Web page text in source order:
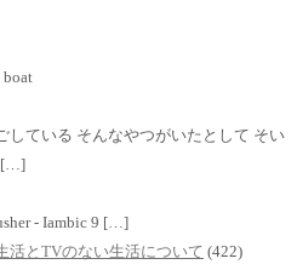
boat
している そんなやつがいたとして そい
[…]
- Iambic 9 […]
活とTVのない生活について (422)